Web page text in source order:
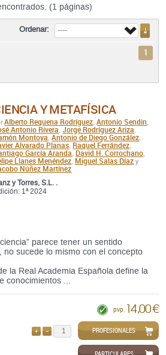
(1 páginas)
Ordenar:
1
Y METAFÍSICA
Alberto Requena Rodríguez Antonio Sendin
Antonio Rivera Jorge Rodríguez Ariza
Montoya Antonio de Diego González
Alvarado Planas Raquel Ferrández
García Aranda David H. Corrochano
Llanes Menéndez Miguel Salas Díaz y
Núñez Martínez
y Torres, S.L. .
1ª 2024
parece tener un sentido
no sucede lo mismo con el concepto
la Real Academia Española define la
conocimientos ...
pvp. 14,00 €
QUITARPROFESIONALES